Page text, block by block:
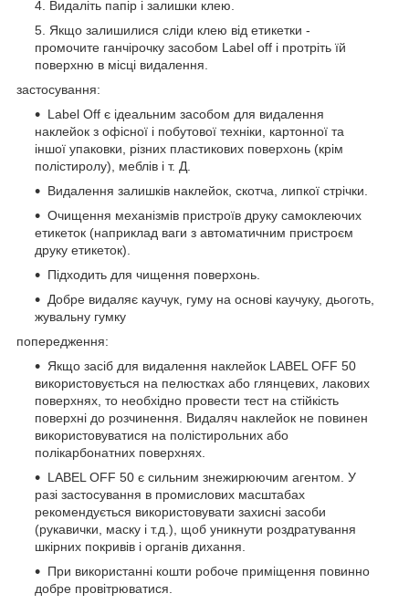
Видаліть папір і залишки клею.
Якщо залишилися сліди клею від етикетки -
промочите ганчірочку засобом Label off і протріть їй
поверхню в місці видалення.
застосування:
Label Off є ідеальним засобом для видалення
наклейок з офісної і побутової техніки, картонної та
іншої упаковки, різних пластикових поверхонь (крім
полістиролу), меблів і т. Д.
Видалення залишків наклейок, скотча, липкої стрічки.
Очищення механізмів пристроїв друку самоклеючих
етикеток (наприклад ваги з автоматичним пристроєм
друку етикеток).
Підходить для чищення поверхонь.
Добре видаляє каучук, гуму на основі каучуку, дьоготь,
жувальну гумку
попередження:
Якщо засіб для видалення наклейок LABEL OFF 50
використовується на пелюстках або глянцевих, лакових
поверхнях, то необхідно провести тест на стійкість
поверхні до розчинення. Видаляч наклейок не повинен
використовуватися на полістирольних або
полікарбонатних поверхнях.
LABEL OFF 50 є сильним знежирюючим агентом. У
разі застосування в промислових масштабах
рекомендується використовувати захисні засоби
(рукавички, маску і т.д.), щоб уникнути роздратування
шкірних покривів і органів дихання.
При використанні кошти робоче приміщення повинно
добре провітрюватися.